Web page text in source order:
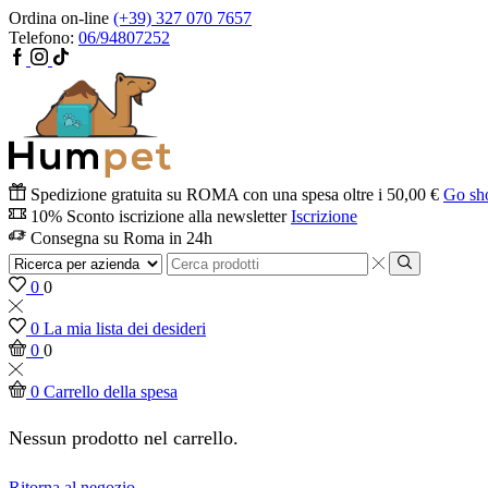
Ordina on-line (+39) 327 070 7657
Telefono: 06/94807252
Spedizione gratuita su ROMA con una spesa oltre i 50,00 € Go
10% Sconto iscrizione alla newsletter Iscrizione
Consegna su Roma in 24h
0 0
0 La mia lista dei desideri
0 0
0 Carrello della spesa
Nessun prodotto nel carrello.